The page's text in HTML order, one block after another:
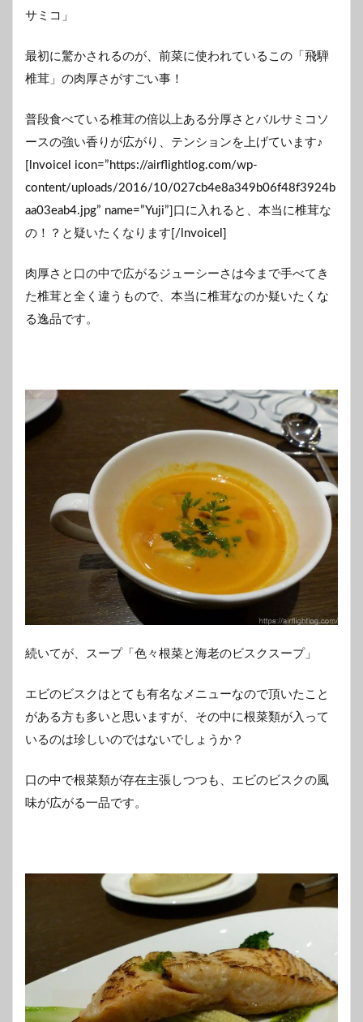
サミコ」
最初に驚かされるのが、前菜に使われているこの「飛騨
椎茸」の肉厚さがすごい事！
普段食べている椎茸の倍以上ある分厚さとバルサミコソ
ースの強い香りが広がり、テンションを上げています♪
[lnvoicel icon=”https://airflightlog.com/wp-
content/uploads/2016/10/027cb4e8a349b06f48f3924b
aa03eab4.jpg” name=”Yuji”]口に入れると、本当に椎茸な
の！？と疑いたくなります[/lnvoicel]
肉厚さと口の中で広がるジューシーさは今まで手べてき
た椎茸と全く違うもので、本当に椎茸なのか疑いたくな
る逸品です。
続いてが、スープ「色々根菜と海老のビスクスープ」
エビのビスクはとても有名なメニューなので頂いたこと
がある方も多いと思いますが、その中に根菜類が入って
いるのは珍しいのではないでしょうか？
口の中で根菜類が存在主張しつつも、エビのビスクの風
味が広がる一品です。